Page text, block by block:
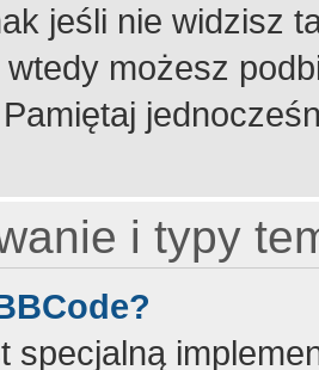
jeśli nie widzisz
wtedy możesz
i typy
specjalną